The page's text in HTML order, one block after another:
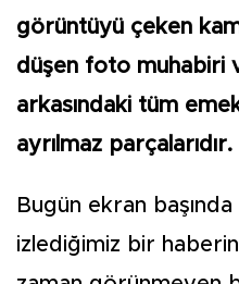
görüntüyü çeken
düşen foto muhabiri
arkasındaki tüm
ayrılmaz parçalarıdır.
Bugün ekran
izlediğimiz bir